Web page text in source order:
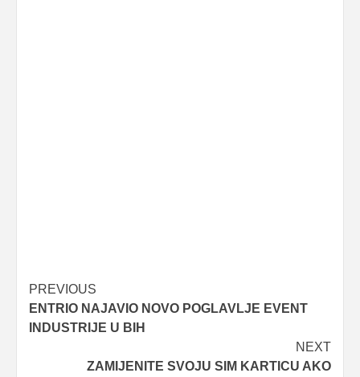
Post
navigation
PREVIOUS
ENTRIO NAJAVIO NOVO POGLAVLJE EVENT
INDUSTRIJE U BIH
NEXT
ZAMIJENITE SVOJU SIM KARTICU AKO